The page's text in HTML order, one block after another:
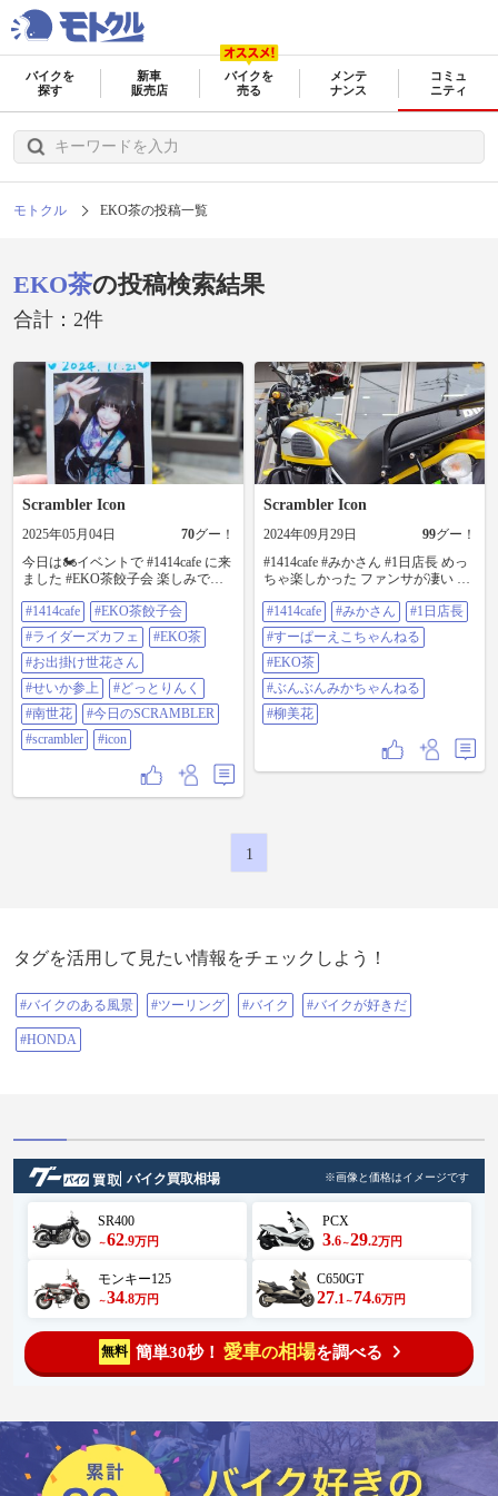
バイクを
探す
新車
販売店
バイクを
売る
メンテ
ナンス
コミュ
ニティ
モトクル EKO茶の投稿一覧
EKO茶の投稿検索結果
合計：2件
Scrambler Icon
2025年05月04日 70グー！
今日は🏍️イベントで #1414cafe に来
ました #EKO茶餃子会 楽しみです #
け世花さん #せいか参上 #どっとり
んく #南世花 #今日のSCRAMBLER
#SCRAMBLER #ICON
#1414cafe
#EKO茶餃子会
#ライダーズカフェ
#EKO茶
#お出掛け世花さん
#せいか参上
#どっとりんく
#南世花
#今日のSCRAMBLER
#scrambler
#icon
Scrambler Icon
2024年09月29日 99グー！
#1414cafe #みかさん #1日店長 めっ
ちゃ楽しかった ファンサが凄い 写
が止まることはありませんでした #
すーぱーえこちゃんねる の #EKO
茶 さん もいて 一緒にサインや写真
撮ってもらいました #ぶんぶんみか
ちゃんねる #柳美花
#1414cafe #みかさん
#1日店長
#すーぱーえこちゃんねる
#EKO茶
#ぶんぶんみかちゃんねる
#柳美花
1
タグを活用して見たい情報をチェックしよう！
#バイクのある風景 #ツーリング #バイク #バイクが好きだ
#HONDA
バイク買取相場 ※画像と価格はイメージです
SR400
～62.9万円
PCX
3.6～29.2万円
モンキー125
～34.8万円
C650GT
27.1 ～ 74.6万円
無料 簡単30秒！ 愛車の相場を調べる